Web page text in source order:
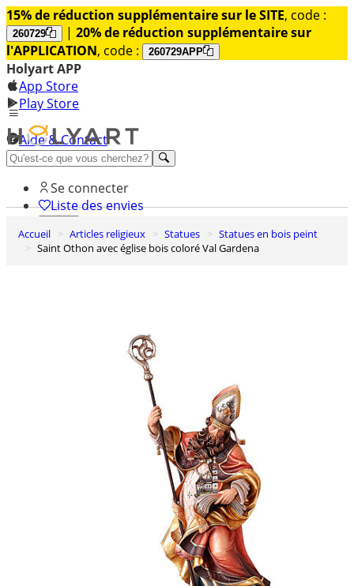
15% de réduction supplémentaire sur le SITE, code :
260729 | 20% de réduction supplémentaire sur
l'APPLICATION, code : 260729APP
Holyart APP
App Store
Play Store
Aide & Contact
Découvrez Premium
Se connecter
Liste des envies
0
Panier
Accueil Articles religieux Statues
Statues en bois peint
Saint Othon avec église bois coloré Val Gardena